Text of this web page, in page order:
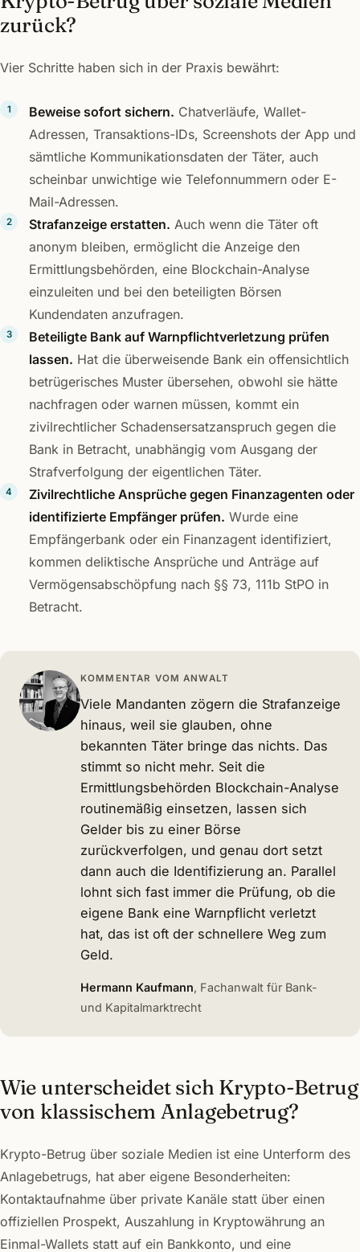
zurück?
Vier Schritte haben sich in der Praxis bewährt:
Beweise sofort sichern. Chatverläufe, Wallet-
Adressen, Transaktions-IDs, Screenshots der App und
sämtliche Kommunikationsdaten der Täter, auch
scheinbar unwichtige wie Telefonnummern oder E-
Mail-Adressen.
Strafanzeige erstatten. Auch wenn die Täter oft
anonym bleiben, ermöglicht die Anzeige den
Ermittlungsbehörden, eine Blockchain-Analyse
einzuleiten und bei den beteiligten Börsen
Kundendaten anzufragen.
Beteiligte Bank auf Warnpflichtverletzung prüfen
lassen. Hat die überweisende Bank ein offensichtlich
betrügerisches Muster übersehen, obwohl sie hätte
nachfragen oder warnen müssen, kommt ein
zivilrechtlicher Schadensersatzanspruch gegen die
Bank in Betracht, unabhängig vom Ausgang der
Strafverfolgung der eigentlichen Täter.
Zivilrechtliche Ansprüche gegen Finanzagenten oder
identifizierte Empfänger prüfen. Wurde eine
Empfängerbank oder ein Finanzagent identifiziert,
kommen deliktische Ansprüche und Anträge auf
Vermögensabschöpfung nach §§ 73, 111b StPO in
Betracht.
KOMMENTAR VOM ANWALT
Viele Mandanten zögern die Strafanzeige
hinaus, weil sie glauben, ohne
bekannten Täter bringe das nichts. Das
stimmt so nicht mehr. Seit die
Ermittlungsbehörden Blockchain-Analyse
routinemäßig einsetzen, lassen sich
Gelder bis zu einer Börse
zurückverfolgen, und genau dort setzt
dann auch die Identifizierung an. Parallel
lohnt sich fast immer die Prüfung, ob die
eigene Bank eine Warnpflicht verletzt
hat, das ist oft der schnellere Weg zum
Geld.
Hermann Kaufmann, Fachanwalt für Bank-
und Kapitalmarktrecht
Wie unterscheidet sich Krypto-Betrug
von klassischem Anlagebetrug?
Krypto-Betrug über soziale Medien ist eine Unterform des
Anlagebetrugs, hat aber eigene Besonderheiten:
Kontaktaufnahme über private Kanäle statt über einen
offiziellen Prospekt, Auszahlung in Kryptowährung an
Einmal-Wallets statt auf ein Bankkonto, und eine